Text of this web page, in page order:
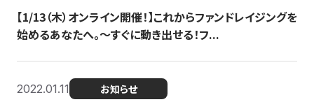
【1/13（木）オンライン開催！】これからファンドレイジングを
始めるあなたへ。〜すぐに動き出せる！フ...
2022.01.11 お知らせ